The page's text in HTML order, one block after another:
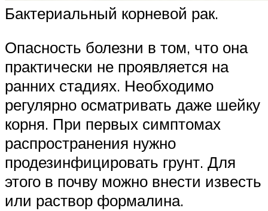
Бактериальный корневой рак.
Опасность болезни в том, что она
практически не проявляется на
ранних стадиях. Необходимо
регулярно осматривать даже шейку
корня. При первых симптомах
распространения нужно
продезинфицировать грунт. Для
этого в почву можно внести известь
или раствор формалина.